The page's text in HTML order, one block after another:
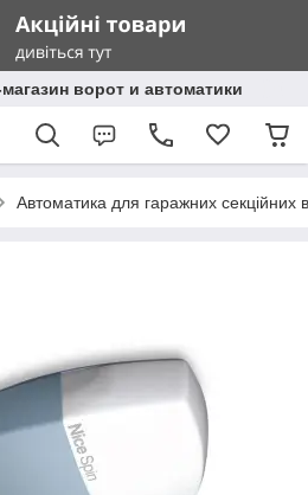
ворот и автоматики
Автоматика для гаражних секційних